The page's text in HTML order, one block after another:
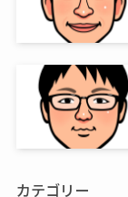
カテゴリー